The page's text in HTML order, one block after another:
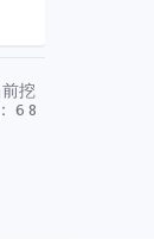
挖
6 8